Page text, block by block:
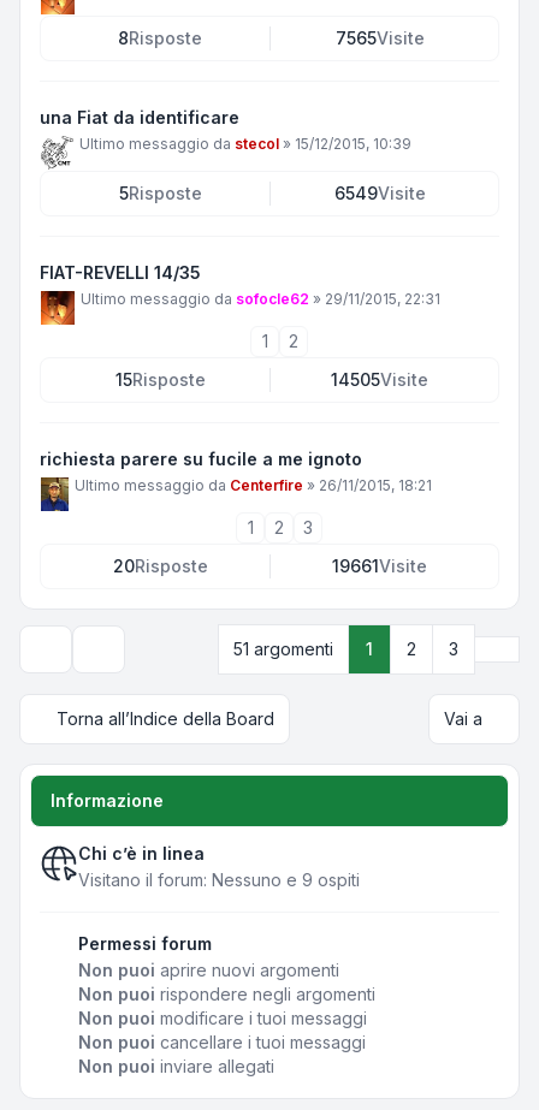
8Risposte 7565Visite
una Fiat da identificare
Ultimo messaggio da stecol » 15/12/2015, 10:39
5Risposte 6549Visite
FIAT-REVELLI 14/35
Ultimo messaggio da sofocle62 » 29/11/2015, 22:31
1
2
15Risposte 14505Visite
richiesta parere su fucile a me ignoto
Ultimo messaggio da Centerfire » 26/11/2015, 18:21
1 2
3
20Risposte 19661Visite
Opzioni di visualizzazione e ordinamento
51 argomenti 1 2 3
Torna all’Indice della Board Vai a
Informazione
Chi c’è in linea
Visitano il forum: Nessuno e 9 ospiti
Permessi forum
Non puoi aprire nuovi argomenti
Non puoi rispondere negli argomenti
Non puoi modificare i tuoi messaggi
Non puoi cancellare i tuoi messaggi
Non puoi inviare allegati